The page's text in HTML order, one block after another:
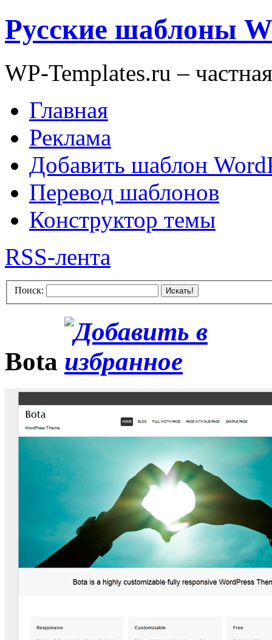
Русские шаблоны
WP-Templates.ru –
Главная
Реклама
Добавить шаблон
Перевод шаблонов
Конструктор темы
RSS-лента
Поиск: Искать!
Bota